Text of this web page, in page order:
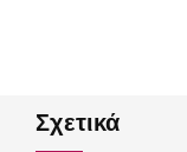
Σχετικά